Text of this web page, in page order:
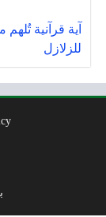
آية قرآنية
للزلازل